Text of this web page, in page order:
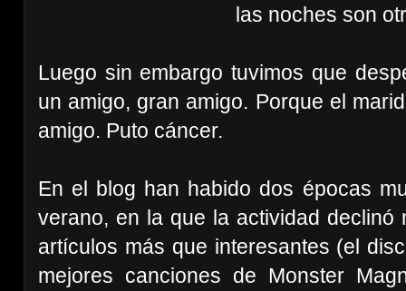
las noches son
Luego sin embargo tuvimos que
un amigo, gran amigo. Porque el
amigo. Puto cáncer.
En el blog han habido dos épocas
verano, en la que la actividad declinó
artículos más que interesantes (el
mejores canciones de Monster